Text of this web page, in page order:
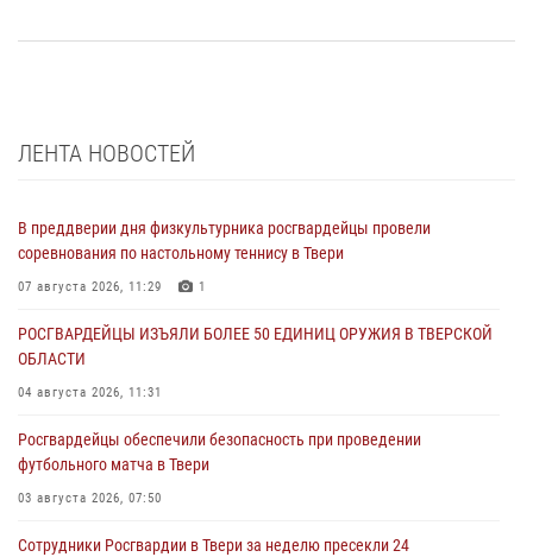
ЛЕНТА НОВОСТЕЙ
В преддверии дня физкультурника росгвардейцы провели
соревнования по настольному теннису в Твери
07 августа 2026, 11:29 1
РОСГВАРДЕЙЦЫ ИЗЪЯЛИ БОЛЕЕ 50 ЕДИНИЦ ОРУЖИЯ В ТВЕРСКОЙ
ОБЛАСТИ
04 августа 2026, 11:31
Росгвардейцы обеспечили безопасность при проведении
футбольного матча в Твери
03 августа 2026, 07:50
Сотрудники Росгвардии в Твери за неделю пресекли 24